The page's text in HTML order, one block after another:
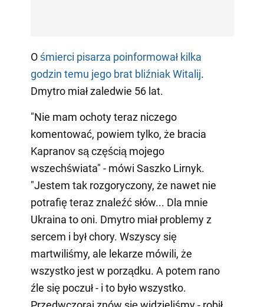
Ośmierci pisarza poinformował kilka
godzin temu jego brat bliźniak Witalij.
Dmytro miał zaledwie 56 lat.
"Nie mam ochoty teraz niczego
komentować, powiem tylko, że bracia
Kapranov są częścią mojego
wszechświata" - mówi Saszko Lirnyk.
"Jestem tak rozgoryczony, że nawet nie
potrafię teraz znaleźć słów... Dla mnie
Ukraina to oni. Dmytro miał problemy z
sercem i był chory. Wszyscy się
martwiliśmy, ale lekarze mówili, że
wszystko jest w porządku. A potem rano
źle się poczuł - i to było wszystko.